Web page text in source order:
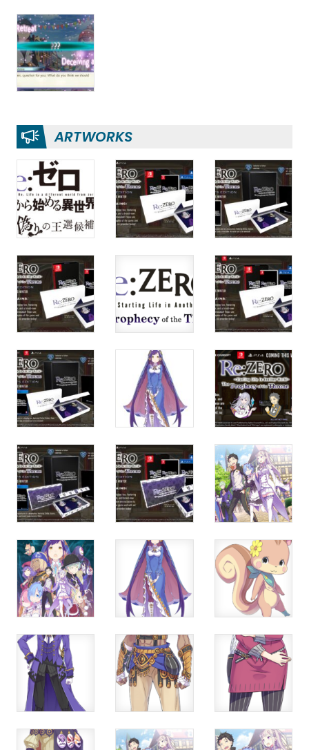
ARTWORKS